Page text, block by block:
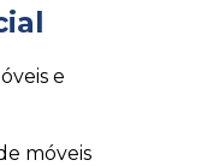
e
móveis